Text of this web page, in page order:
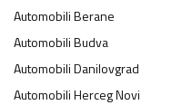
AutomobiliBerane
AutomobiliBudva
AutomobiliDanilovgrad
AutomobiliHerceg Novi